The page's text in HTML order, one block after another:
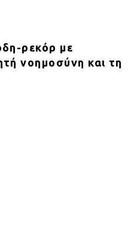
ρεκόρ με
νοημοσύνη και τη